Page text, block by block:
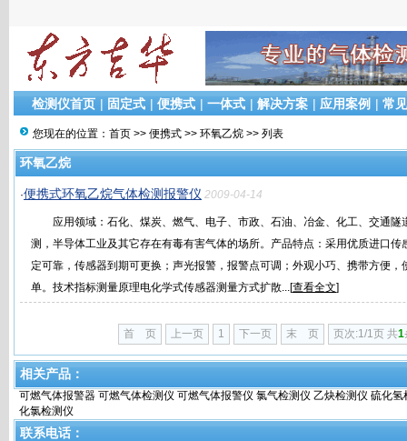
检测仪首页 | 固定式 | 便携式 | 一体式 | 解决方案 | 应用案例 | 常
您现在的位置： 首页 >> 便携式 >> 环氧乙烷 >> 列表
环氧乙烷
·便携式环氧乙烷气体检测报警仪 2009-04-14
应用领域：石化、煤炭、燃气、电子、市政、石油、冶金、化工、交通隧
测，半导体工业及其它存在有毒有害气体的场所。产品特点：采用优质进口传
定可靠，传感器到期可更换；声光报警，报警点可调；外观小巧、携带方便，
单。技术指标测量原理电化学式传感器测量方式扩散...[查看全文]
首 页 上一页 1 下一页 末 页 页次:1/1页 共1
相关产品：
可燃气体报警器 可燃气体检测仪 可燃气体报警仪 氯气检测仪 乙炔检测仪 硫化氢
化氯检测仪
联系电话：